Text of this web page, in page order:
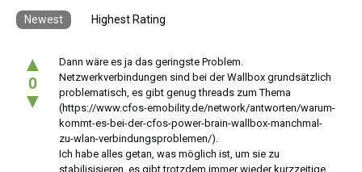
Newest Highest Rating
▲
0
▼
Dann wäre es ja das geringste Problem.
Netzwerkverbindungen sind bei der Wallbox grundsätzlich
problematisch, es gibt genug threads zum Thema
(https://www.cfos-emobility.de/network/antworten/warum-
kommt-es-bei-der-cfos-power-brain-wallbox-manchmal-
zu-wlan-verbindungsproblemen/).
Ich habe alles getan, was möglich ist, um sie zu
stabilisisieren, es gibt trotzdem immer wieder kurzzeitige